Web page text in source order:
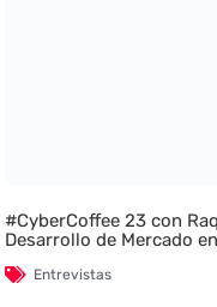
#CyberCoffee 23 con
Desarrollo de Mercado
Entrevistas